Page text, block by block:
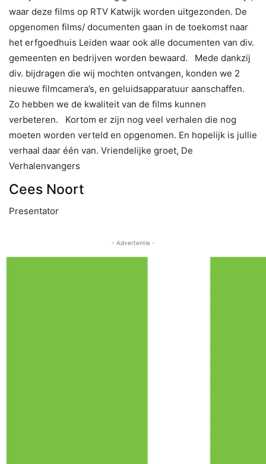
waar deze films op RTV Katwijk worden uitgezonden. De
opgenomen films/ documenten gaan in de toekomst naar
het erfgoedhuis Leiden waar ook alle documenten van div.
gemeenten en bedrijven worden bewaard. Mede dankzij
div. bijdragen die wij mochten ontvangen, konden we 2
nieuwe filmcamera’s, en geluidsapparatuur aanschaffen.
Zo hebben we de kwaliteit van de films kunnen
verbeteren. Kortom er zijn nog veel verhalen die nog
moeten worden verteld en opgenomen. En hopelijk is jullie
verhaal daar één van. Vriendelijke groet, De
Verhalenvangers
Cees Noort
Presentator
- Advertentie -